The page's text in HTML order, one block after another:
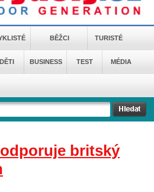
BĚŽCI TURISTÉ
DĚTI BUSINESS TEST MÉDIA
britský